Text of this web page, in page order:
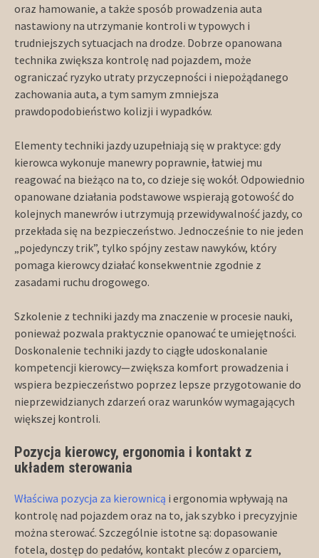
oraz hamowanie, a także sposób prowadzenia auta
nastawiony na utrzymanie kontroli w typowych i
trudniejszych sytuacjach na drodze. Dobrze opanowana
technika zwiększa kontrolę nad pojazdem, może
ograniczać ryzyko utraty przyczepności i niepożądanego
zachowania auta, a tym samym zmniejsza
prawdopodobieństwo kolizji i wypadków.
Elementy techniki jazdy uzupełniają się w praktyce: gdy
kierowca wykonuje manewry poprawnie, łatwiej mu
reagować na bieżąco na to, co dzieje się wokół. Odpowiednio
opanowane działania podstawowe wspierają gotowość do
kolejnych manewrów i utrzymują przewidywalność jazdy, co
przekłada się na bezpieczeństwo. Jednocześnie to nie jeden
„pojedynczy trik”, tylko spójny zestaw nawyków, który
pomaga kierowcy działać konsekwentnie zgodnie z
zasadami ruchu drogowego.
Szkolenie z techniki jazdy ma znaczenie w procesie nauki,
ponieważ pozwala praktycznie opanować te umiejętności.
Doskonalenie techniki jazdy to ciągłe udoskonalanie
kompetencji kierowcy—zwiększa komfort prowadzenia i
wspiera bezpieczeństwo poprzez lepsze przygotowanie do
nieprzewidzianych zdarzeń oraz warunków wymagających
większej kontroli.
Pozycja kierowcy, ergonomia i kontakt z
układem sterowania
Właściwa pozycja za kierownicą i ergonomia wpływają na
kontrolę nad pojazdem oraz na to, jak szybko i precyzyjnie
można sterować. Szczególnie istotne są: dopasowanie
fotela, dostęp do pedałów, kontakt pleców z oparciem,